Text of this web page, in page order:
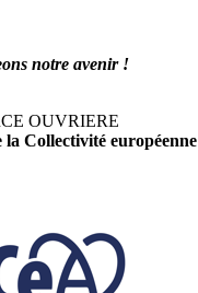
notre avenir !
OUVRIERE
la Collectivité